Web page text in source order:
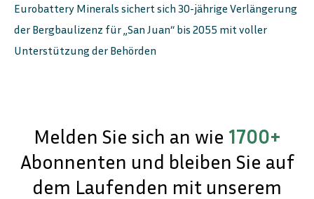
Eurobattery Minerals sichert sich 30-jährige Verlängerung
der Bergbaulizenz für „San Juan“ bis 2055 mit voller
Unterstützung der Behörden
Melden Sie sich an wie 1700+
Abonnenten und bleiben Sie auf
dem Laufenden mit unserem